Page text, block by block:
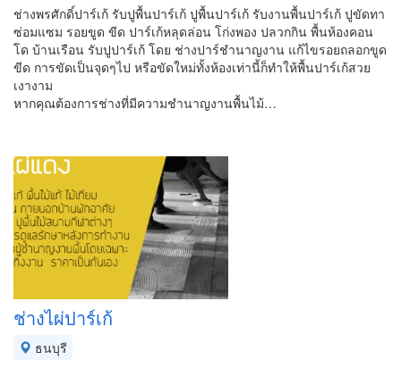
ช่างพรศักดิ์ปาร์เก้ รับปูพื้นปาร์เก้ ปูพื้นปาร์เก้ รับงานพื้นปาร์เก้ ปูขัดทา
ซ่อมแซม รอยขูด ขีด ปาร์เก้หลุดล่อน โก่งพอง ปลวกกิน พื้นห้องคอน
โด บ้านเรือน รับปูปาร์เก้ โดย ช่างปาร์ชำนาญงาน แก้ไขรอยถลอกขูด
ขีด การขัดเป็นจุดๆไป หรือขัดใหม่ทั้งห้องเท่านี้ก็ทำให้พื้นปาร์เก้สวย
เงางาม
หากคุณต้องการช่างที่มีความชำนาญงานพื้นไม้…
ช่างไผ่ปาร์เก้
ธนบุรี